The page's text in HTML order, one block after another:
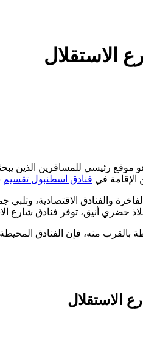
الاستقلال
موقع رئيسي للمسافرين الذين
الإقامة في فنادق اسطنبول تقسيم
والفنادق الاقتصادية،
حضري أنيق، توفر فنادق شارع
بالقرب منه، فإن الفنادق
الاستقلال